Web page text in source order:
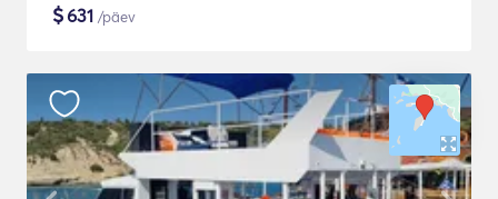
$631 /päev